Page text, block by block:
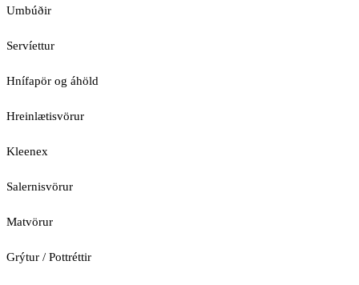
Umbúðir
Servíettur
Hnífapör og áhöld
Hreinlætisvörur
Kleenex
Salernisvörur
Matvörur
Grýtur / Pottréttir